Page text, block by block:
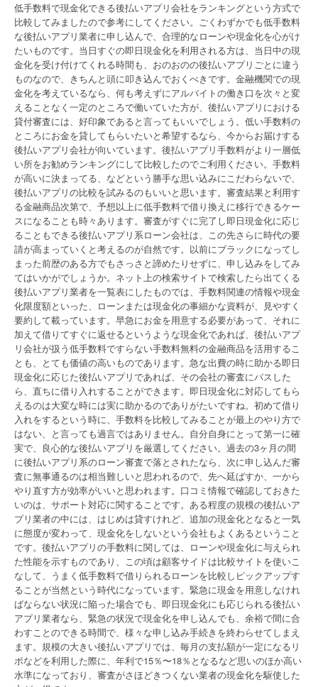
低手数料で現金化できる後払いアプリ会社をランキングという方式で
比較してみましたので参考にしてください。ごくわずかでも低手数料
な後払いアプリ業者に申し込んで、合理的なローンや現金化を心がけ
たいものです。当日すぐの即日現金化を利用される方は、当日中の現
金化を受け付けてくれる時間も、おのおのの後払いアプリごとに違う
ものなので、きちんと頭に叩き込んでおくべきです。金融機関での現
金化を考えているなら、何も考えずにアルバイトの働き口を次々と変
えることなく一定のところで働いていた方が、後払いアプリにおける
貸付審査には、好印象であると言ってもいいでしょう。低い手数料の
ところにお金を貸してもらいたいと希望するなら、今からお届けする
後払いアプリ会社が向いています。後払いアプリ手数料がより一層低
い所をお勧めランキングにして比較したのでご利用ください。手数料
が高いに決まってる、などという勝手な思い込みにこだわらないで、
後払いアプリの比較を試みるのもいいと思います。審査結果と利用す
る金融商品次第で、予想以上に低手数料で借り換えに移行できるケー
スになることも時々あります。審査がすぐに完了し即日現金化に応じ
ることもできる後払いアプリ系ローン会社は、この先さらに時代の要
請が高まっていくと考えるのが自然です。以前にブラックになってし
まった前歴のある方でもさっさと諦めたりせずに、申し込みをしてみ
てはいかがでしょうか。ネット上の検索サイトで検索したら出てくる
後払いアプリ業者を一覧表にしたものでは、手数料関連の情報や現金
化限度額といった、ローンまたは現金化の事細かな資料が、見やすく
要約して載っています。早急にお金を用意する必要があって、それに
加えて借りてすぐに返せるというような現金化であれば、後払いアプ
リ会社が扱う低手数料ですらない手数料無料の金融商品を活用するこ
とも、とても価値の高いものであります。急な出費の時に助かる即日
現金化に応じた後払いアプリであれば、その会社の審査にパスした
ら、直ちに借り入れすることができます。即日現金化に対応してもら
えるのは大変な時には実に助かるのでありがたいですね。初めて借り
入れをするという時に、手数料を比較してみることが最上のやり方で
はない、と言っても過言ではありません。自分自身にとって第一に確
実で、良心的な後払いアプリを厳選してください。過去の3ヶ月の間
に後払いアプリ系のローン審査で落とされたなら、次に申し込んだ審
査に無事通るのは相当難しいと思われるので、先へ延ばすか、一から
やり直す方が効率がいいと思われます。口コミ情報で確認しておきた
いのは、サポート対応に関することです。ある程度の規模の後払いア
プリ業者の中には、はじめは貸すけれど、追加の現金化となると一気
に態度が変わって、現金化をしないという会社もよくあるということ
です。後払いアプリの手数料に関しては、ローンや現金化に与えられ
た性能を示すものであり、この頃は顧客サイドは比較サイトを使いこ
なして、うまく低手数料で借りられるローンを比較しピックアップす
ることが当然という時代になっています。緊急に現金を用意しなけれ
ばならない状況に陥った場合でも、即日現金化にも応じられる後払い
アプリ業者なら、緊急の状況で現金化を申し込んでも、余裕で間に合
わすことのできる時間で、様々な申し込み手続きを終わらせてしまえ
ます。規模の大きい後払いアプリでは、毎月の支払額が一定になるリ
ボなどを利用した際に、年利で15％〜18％となるなど思いのほか高い
水準になっており、審査がさほどきつくない業者の現金化を駆使した